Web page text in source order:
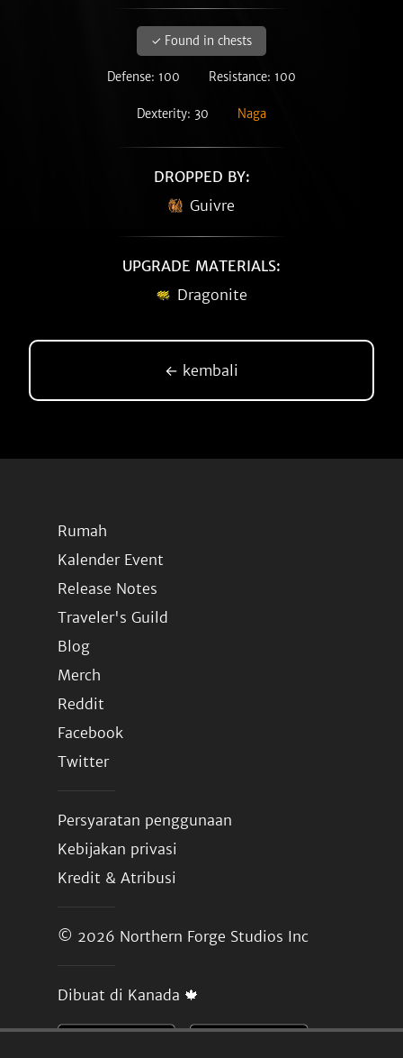
✓ Found in chests
Defense: 100 Resistance: 100
Dexterity: 30 Naga
DROPPED BY:
Guivre
UPGRADE MATERIALS:
Dragonite
← kembali
Rumah
Kalender Event
Release Notes
Traveler's Guild
Blog
Merch
Reddit
Facebook
Twitter
Persyaratan penggunaan
Kebijakan privasi
Kredit & Atribusi
© 2026 Northern Forge Studios Inc
Dibuat di Kanada 🍁